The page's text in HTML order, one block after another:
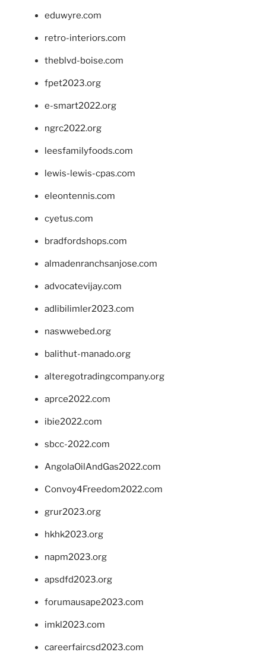
eduwyre.com
retro-interiors.com
theblvd-boise.com
fpet2023.org
e-smart2022.org
ngrc2022.org
leesfamilyfoods.com
lewis-lewis-cpas.com
eleontennis.com
cyetus.com
bradfordshops.com
almadenranchsanjose.com
advocatevijay.com
adlibilimler2023.com
naswwebed.org
balithut-manado.org
alteregotradingcompany.org
aprce2022.com
ibie2022.com
sbcc-2022.com
AngolaOilAndGas2022.com
Convoy4Freedom2022.com
grur2023.org
hkhk2023.org
napm2023.org
apsdfd2023.org
forumausape2023.com
imkl2023.com
careerfaircsd2023.com